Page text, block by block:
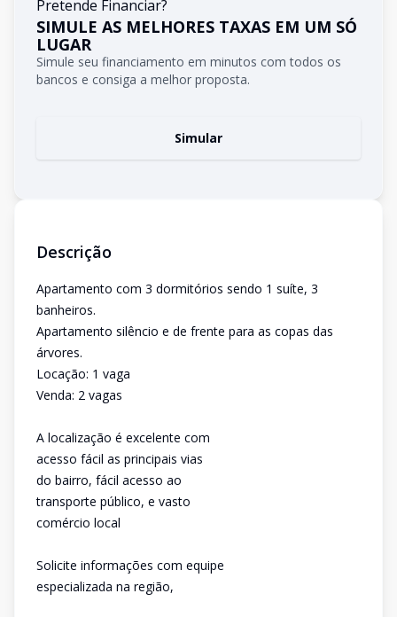
Pretende Financiar?
SIMULE AS MELHORES TAXAS EM UM SÓ
LUGAR
Simule seu financiamento em minutos com todos os
bancos e consiga a melhor proposta.
Simular
Descrição
Apartamento com 3 dormitórios sendo 1 suíte, 3
banheiros.
Apartamento silêncio e de frente para as copas das
árvores.
Locação: 1 vaga
Venda: 2 vagas
A localização é excelente com
acesso fácil as principais vias
do bairro, fácil acesso ao
transporte público, e vasto
comércio local
Solicite informações com equipe
especializada na região,